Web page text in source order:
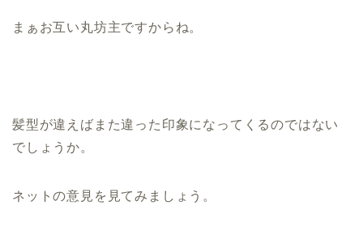
まぁお互い丸坊主ですからね。
髪型が違えばまた違った印象になってくるのではない
でしょうか。
ネットの意見を見てみましょう。